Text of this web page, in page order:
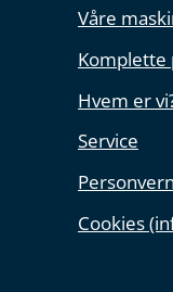
Våre
Komplette
Hvem er
Service
Personvern
Cookies